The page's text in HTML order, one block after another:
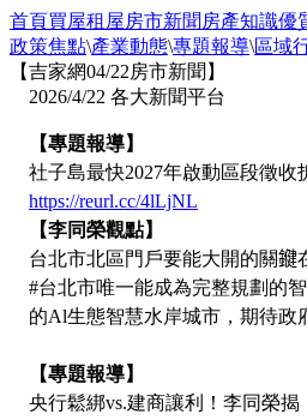
首頁買屋租屋房市新聞 房產知識優
政策焦點\產業動態\專題報導\區域
【吉家網04/22房市新聞】
2026/4/22 各大新聞平台
【專題報導】
社子島最快2027年啟動區段徵收
https://reurl.cc/4lLjNL
【李同榮觀點】
台北市北區門戶要能大開的關𨫡
#台北市唯一能成為完整規劃的
的Al生態智慧水岸城市，期待政
【專題報導】
央行鬆綁vs.建商讓利！李同榮